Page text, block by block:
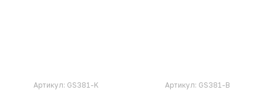
Артикул: GS381-K Артикул: GS381-B